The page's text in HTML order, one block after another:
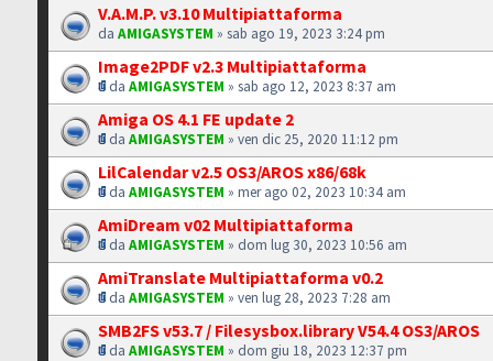
V.A.M.P. v3.10 Multipiattaforma
daAMIGASYSTEM » sab ago 19, 2023 3:24 pm
Image2PDF v2.3 Multipiattaforma
daAMIGASYSTEM » sab ago 12, 2023 8:37 am
Amiga OS 4.1 FE update 2
daAMIGASYSTEM » ven dic 25, 2020 11:12 pm
LilCalendar v2.5 OS3/AROS x86/68k
daAMIGASYSTEM » mer ago 02, 2023 10:34 am
AmiDream v02 Multipiattaforma
daAMIGASYSTEM » dom lug 30, 2023 10:56 am
AmiTranslate Multipiattaforma v0.2
daAMIGASYSTEM » ven lug 28, 2023 7:28 am
SMB2FS v53.7 / Filesysbox.library V54.4 OS3/AROS
daAMIGASYSTEM » dom giu 18, 2023 12:37 pm